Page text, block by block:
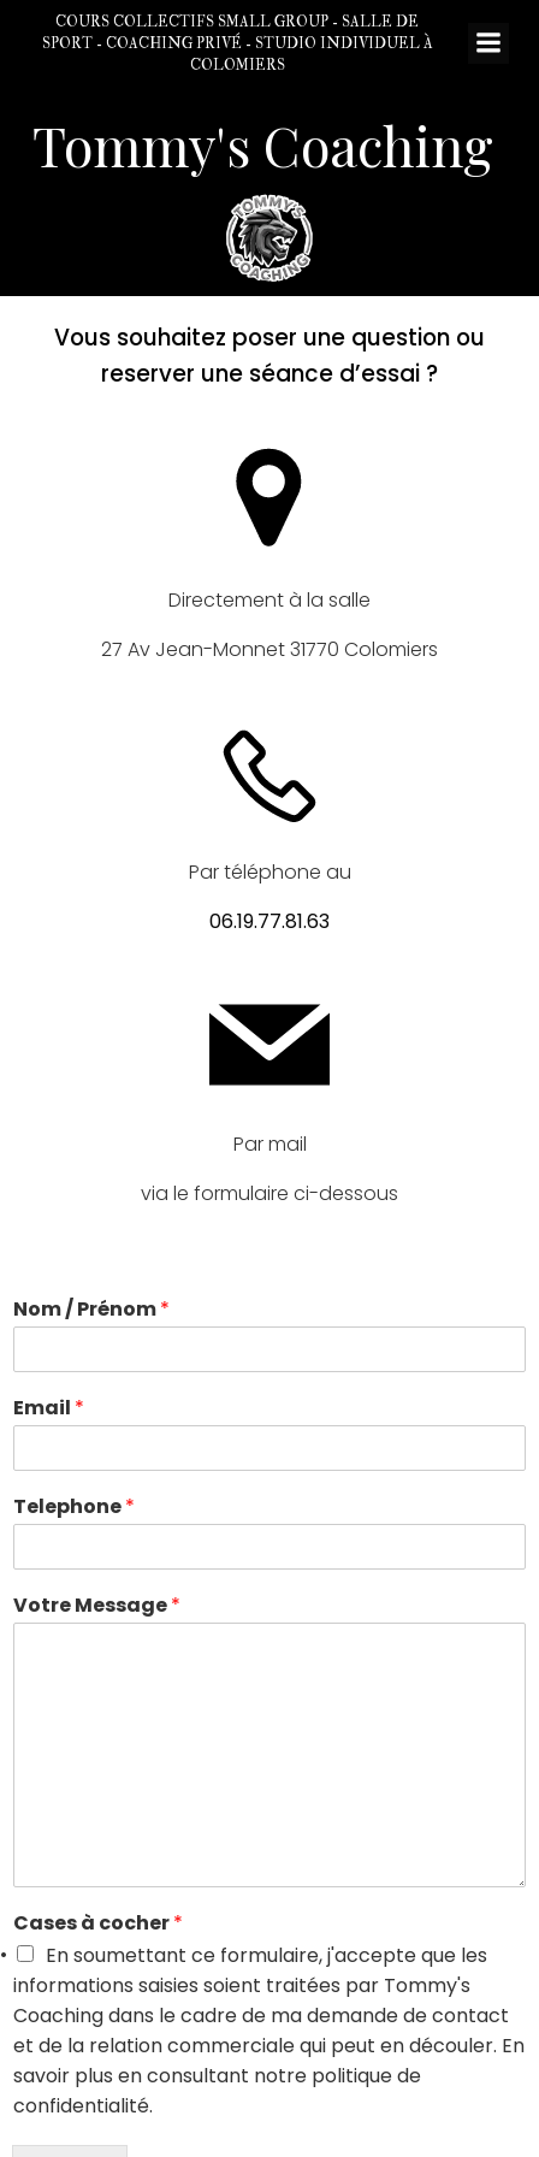
Aller
au
contenu
COURS COLLECTIFS SMALL GROUP - SALLE DE
SPORT - COACHING PRIVÉ - STUDIO INDIVIDUEL À
COLOMIERS
Tommy's Coaching
Vous souhaitez poser une question ou
reserver une séance d’essai ?
Directement à la salle
27 Av Jean-Monnet 31770 Colomiers
Par téléphone au
06.19.77.81.63
Par mail
via le formulaire ci-dessous
Nom / Prénom*
Email *
Telephone*
Votre Message*
Cases à cocher*
En soumettant ce formulaire, j'accepte que les
informations saisies soient traitées par Tommy's
Coaching dans le cadre de ma demande de contact
et de la relation commerciale qui peut en découler. En
savoir plus en consultant notre politique de
confidentialité.